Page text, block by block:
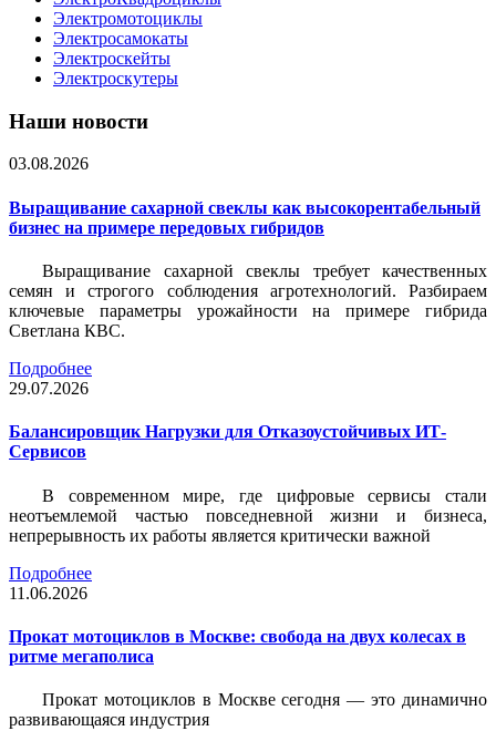
Электромотоциклы
Электросамокаты
Электроскейты
Электроскутеры
Наши новости
03.08.2026
Выращивание сахарной свеклы как высокорентабельный
бизнес на примере передовых гибридов
Выращивание сахарной свеклы требует качественных
семян и строгого соблюдения агротехнологий. Разбираем
ключевые параметры урожайности на примере гибрида
Светлана КВС.
Подробнее
29.07.2026
Балансировщик Нагрузки для Отказоустойчивых ИТ-
Сервисов
В современном мире, где цифровые сервисы стали
неотъемлемой частью повседневной жизни и бизнеса,
непрерывность их работы является критически важной
Подробнее
11.06.2026
Прокат мотоциклов в Москве: свобода на двух колесах в
ритме мегаполиса
Прокат мотоциклов в Москве сегодня — это динамично
развивающаяся индустрия